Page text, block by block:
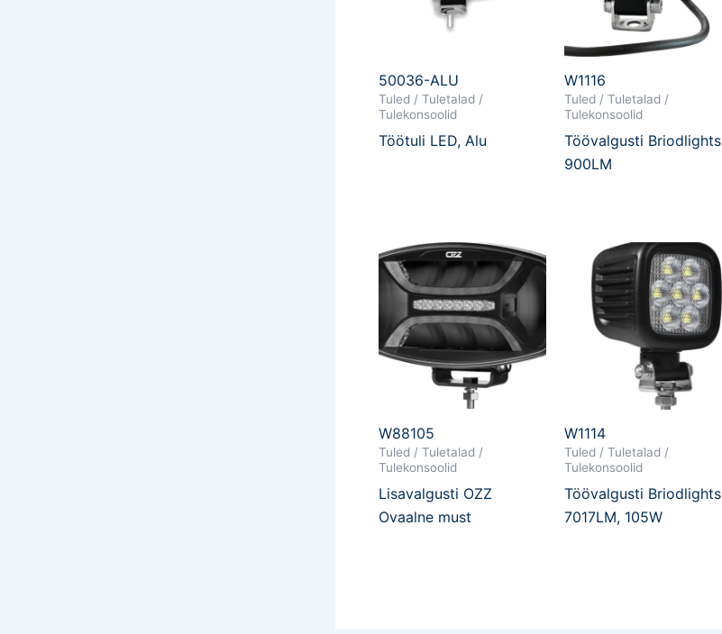
50036-ALU
Tuled / Tuletalad /
Tulekonsoolid
Töötuli LED, Alu
W1116
Tuled / Tuletalad /
Tulekonsoolid
Töövalgusti Briodlights
900LM
W88105
Tuled / Tuletalad /
Tulekonsoolid
Lisavalgusti OZZ
Ovaalne must
W1114
Tuled / Tuletalad /
Tulekonsoolid
Töövalgusti Briodlights
7017LM, 105W